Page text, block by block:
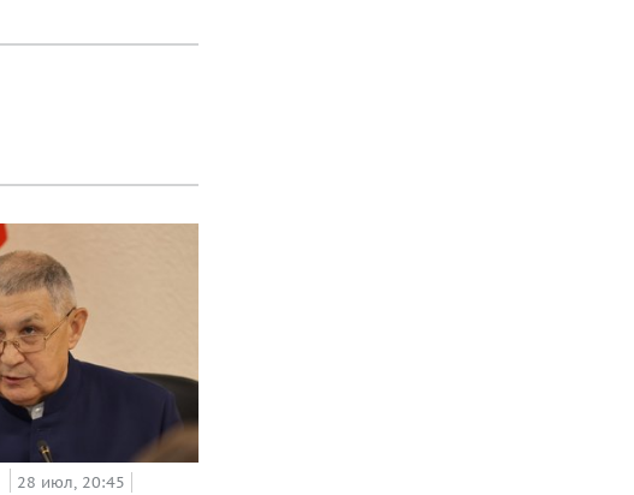
28 июл, 20:45